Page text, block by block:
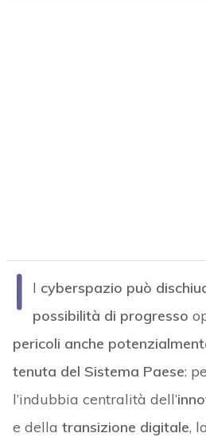
I l cyberspazio può
possibilità di progresso
pericoli anche
tenuta del Sistema Paese:
l’indubbia centralità dell’
e della transizione digitale, la